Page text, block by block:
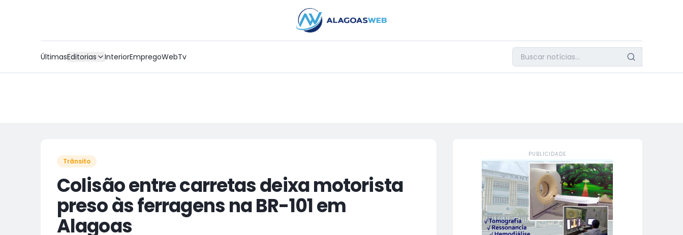
ÚltimasEditorias InteriorEmpregoWebTv
PUBLICIDADE
Trânsito
Colisão entre carretas deixa motorista
preso às ferragens na BR-101 em
Alagoas
PUBLICIDADE